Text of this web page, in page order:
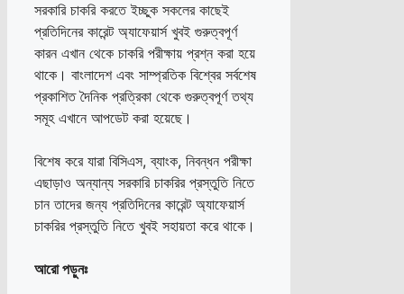
সরকারি চাকরি করতে ইচ্ছুক সকলের কাছেই
প্রতিদিনের কারেন্ট অ্যাফেয়ার্স খুবই গুরুত্বপূর্ণ
কারন এখান থেকে চাকরি পরীক্ষায় প্রশ্ন করা হয়ে
থাকে। বাংলাদেশ এবং সাম্প্রতিক বিশ্বের সর্বশেষ
প্রকাশিত দৈনিক প্রত্রিকা থেকে গুরুত্বপূর্ণ তথ্য
সমূহ এখানে আপডেট করা হয়েছে।
বিশেষ করে যারা বিসিএস, ব্যাংক, নিবন্ধন পরীক্ষা
এছাড়াও অন্যান্য সরকারি চাকরির প্রস্তুতি নিতে
চান তাদের জন্য প্রতিদিনের কারেন্ট অ্যাফেয়ার্স
চাকরির প্রস্তুতি নিতে খুবই সহায়তা করে থাকে।
আরো পড়ুনঃ